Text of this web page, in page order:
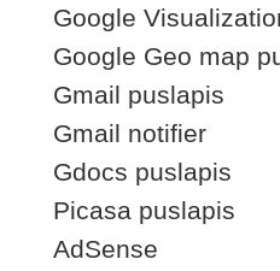
Google
Google Geo map
Gmail puslapis
Gmail notifier
Gdocs puslapis
Picasa puslapis
AdSense